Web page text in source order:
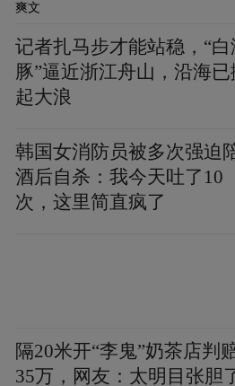
爽文
记者扎马步才能站稳，“白
豚”逼近浙江舟山，沿海已
起大浪
韩国女消防员被多次强迫
酒后自杀：我今天吐了10
次，这里简直疯了
隔20米开“李鬼”奶茶店判
35万，网友：太明目张胆